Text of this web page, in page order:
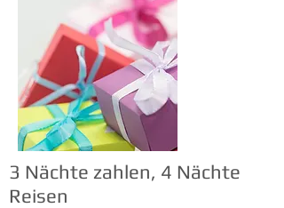
3 Nächte zahlen, 4 Nächte
Reisen